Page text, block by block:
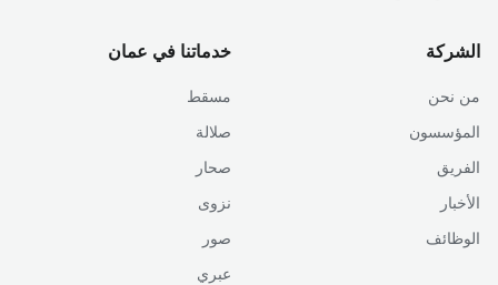
الشركة
من نحن
المؤسسون
الفريق
الأخبار
الوظائف
خدماتنا في عمان
مسقط
صلالة
صحار
نزوى
صور
عبري